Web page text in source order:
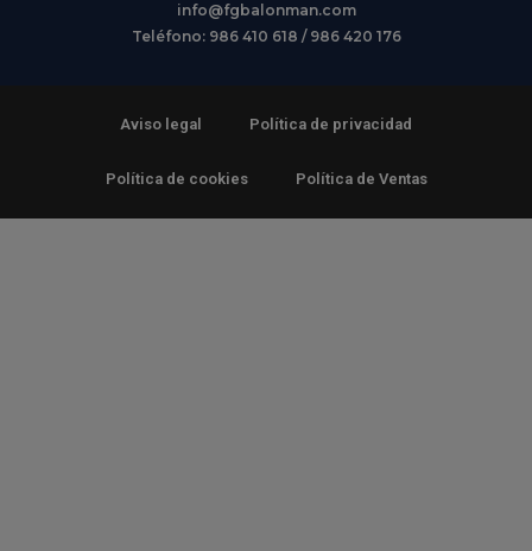
info@fgbalonman.com
Teléfono: 986 410 618 / 986 420 176
Aviso legal Política de privacidad
Política de cookies Política de Ventas